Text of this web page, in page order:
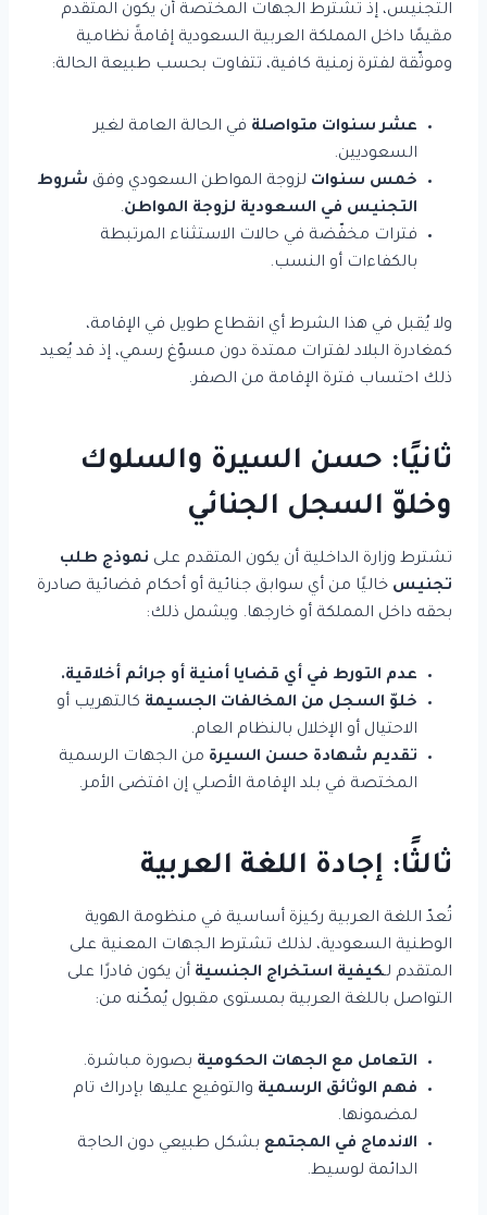
التجنيس، إذ تشترط الجهات المختصة أن يكون المتقدم
مقيمًا داخل المملكة العربية السعودية إقامةً نظامية
وموثّقة لفترة زمنية كافية، تتفاوت بحسب طبيعة الحالة:
عشر سنوات متواصلة في الحالة العامة لغير
السعوديين.
خمس سنوات لزوجة المواطن السعودي وفق شروط
التجنيس في السعودية لزوجة المواطن.
فترات مخفّضة في حالات الاستثناء المرتبطة
بالكفاءات أو النسب.
ولا يُقبل في هذا الشرط أي انقطاع طويل في الإقامة،
كمغادرة البلاد لفترات ممتدة دون مسوّغ رسمي، إذ قد يُعيد
ذلك احتساب فترة الإقامة من الصفر.
ثانيًا: حسن السيرة والسلوك
وخلوّ السجل الجنائي
تشترط وزارة الداخلية أن يكون المتقدم على نموذج طلب
تجنيس خاليًا من أي سوابق جنائية أو أحكام قضائية صادرة
بحقه داخل المملكة أو خارجها. ويشمل ذلك:
عدم التورط في أي قضايا أمنية أو جرائم أخلاقية.
خلوّ السجل من المخالفات الجسيمة كالتهريب أو
الاحتيال أو الإخلال بالنظام العام.
تقديم شهادة حسن السيرة من الجهات الرسمية
المختصة في بلد الإقامة الأصلي إن اقتضى الأمر.
ثالثًا: إجادة اللغة العربية
تُعدّ اللغة العربية ركيزة أساسية في منظومة الهوية
الوطنية السعودية، لذلك تشترط الجهات المعنية على
المتقدم لـكيفية استخراج الجنسية أن يكون قادرًا على
التواصل باللغة العربية بمستوى مقبول يُمكّنه من:
التعامل مع الجهات الحكومية بصورة مباشرة.
فهم الوثائق الرسمية والتوقيع عليها بإدراك تام
لمضمونها.
الاندماج في المجتمع بشكل طبيعي دون الحاجة
الدائمة لوسيط.